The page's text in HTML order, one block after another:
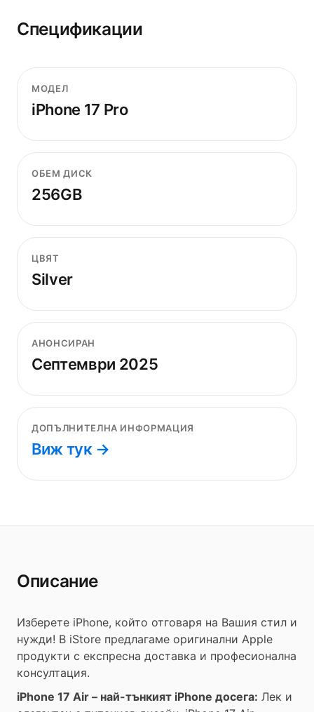
Спецификации
МОДЕЛ
iPhone 17 Pro
ОБЕМ ДИСК
256GB
ЦВЯТ
Silver
АНОНСИРАН
Септември 2025
ДОПЪЛНИТЕЛНА ИНФОРМАЦИЯ
Виж тук →
Описание
Изберете iPhone, който отговаря на Вашия стил и
нужди! В iStore предлагаме оригинални Apple
продукти с експресна доставка и професионална
консултация.
iPhone 17 Air – най-тънкият iPhone досега: Лек и